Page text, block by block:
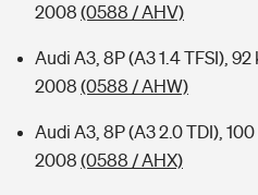
2008 (0588 / AHV)
Audi A3, 8P (A3 1.4 TFSI),
2008 (0588 / AHW)
Audi A3, 8P (A3 2.0 TDI),
2008 (0588 / AHX)